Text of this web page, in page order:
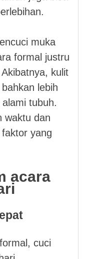
muka
formal justru
kulit
lebih
tubuh.
waktu dan
yang
acara
cuci